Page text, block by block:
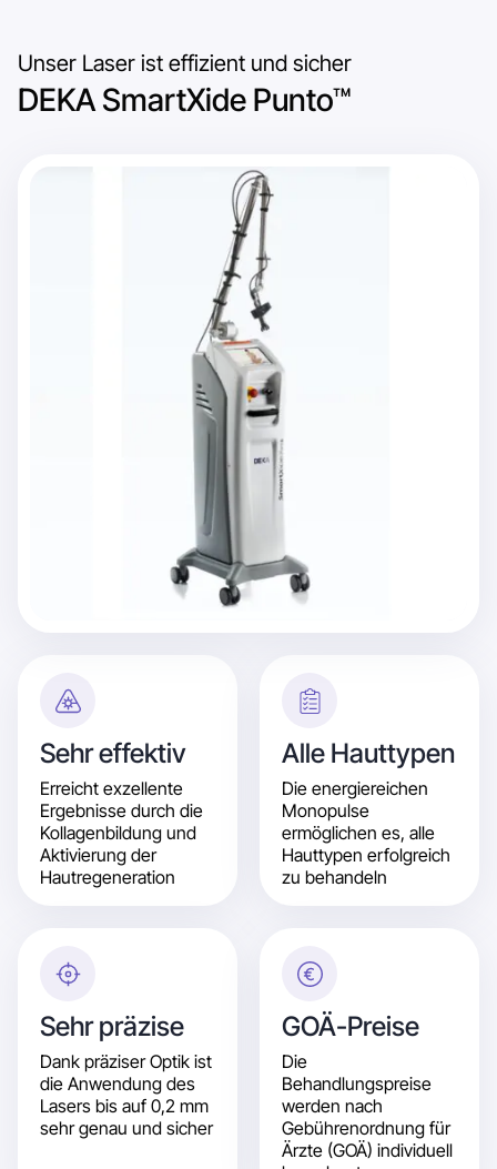
Unser Laser ist effizient und sicher
DEKA SmartXide Punto™
Sehr effektiv
Erreicht exzellente
Ergebnisse durch die
Kollagenbildung und
Aktivierung der
Hautregeneration
Alle Hauttypen
Die energiereichen
Monopulse
ermöglichen es, alle
Hauttypen erfolgreich
zu behandeln
Sehr präzise
Dank präziser Optik ist
die Anwendung des
Lasers bis auf 0,2 mm
sehr genau und sicher
GOÄ-Preise
Die
Behandlungspreise
werden nach
Gebührenordnung für
Ärzte (GOÄ) individuell